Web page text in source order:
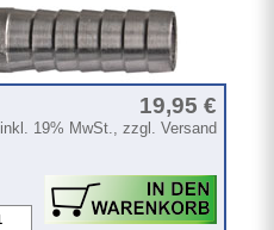
19,95 €
inkl. 19% MwSt., zzgl. Versand